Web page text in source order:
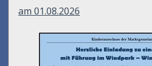
am 01.08.2026